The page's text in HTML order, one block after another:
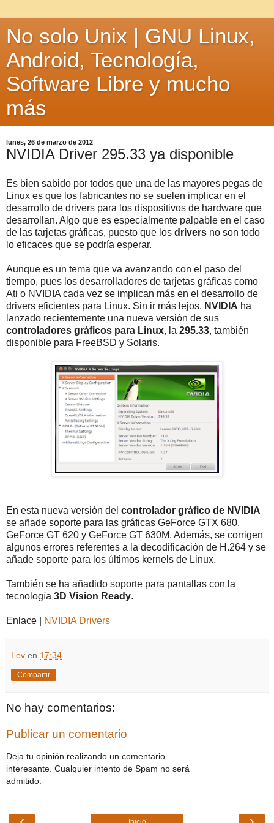
No solo Unix | GNU Linux,
Android, Tecnología,
Software Libre y mucho
más
lunes, 26 de marzo de 2012
NVIDIA Driver 295.33 ya disponible
Es bien sabido por todos que una de las mayores pegas de
Linux es que los fabricantes no se suelen implicar en el
desarrollo de drivers para los dispositivos de hardware que
desarrollan. Algo que es especialmente palpable en el caso
de las tarjetas gráficas, puesto que los drivers no son todo
lo eficaces que se podría esperar.
Aunque es un tema que va avanzando con el paso del
tiempo, pues los desarrolladores de tarjetas gráficas como
Ati o NVIDIA cada vez se implican más en el desarrollo de
drivers eficientes para Linux. Sin ir más lejos, NVIDIA ha
lanzado recientemente una nueva versión de sus
controladores gráficos para Linux, la 295.33, también
disponible para FreeBSD y Solaris.
En esta nueva versión del controlador gráfico de NVIDIA
se añade soporte para las gráficas GeForce GTX 680,
GeForce GT 620 y GeForce GT 630M. Además, se corrigen
algunos errores referentes a la decodificación de H.264 y se
añade soporte para los últimos kernels de Linux.
También se ha añadido soporte para pantallas con la
tecnología 3D Vision Ready.
Enlace | NVIDIA Drivers
Lev en 17:34
Compartir
No hay comentarios:
Publicar un comentario
Deja tu opinión realizando un comentario
interesante. Cualquier intento de Spam no será
admitido.